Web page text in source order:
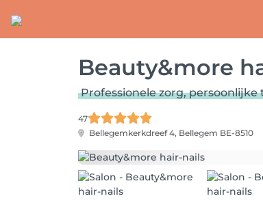
Beauty&more
Professionele zorg, persoonlijke
47
Bellegemkerkdreef 4, Bellegem BE-8510